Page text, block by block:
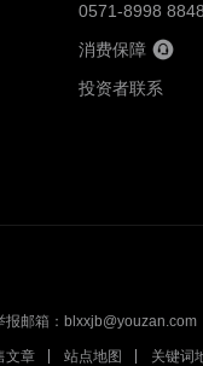
0571-8998 8848
消费保障
投资者联系
报邮箱：blxxjb@youzan.com
文章 站点地图
关键词